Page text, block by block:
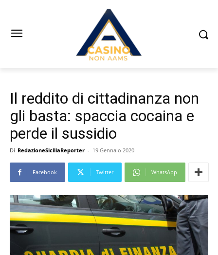
Il reddito di cittadinanza non
gli basta: spaccia cocaina e
perde il sussidio
Di RedazioneSiciliaReporter - 19 Gennaio 2020
Facebook Twitter WhatsApp